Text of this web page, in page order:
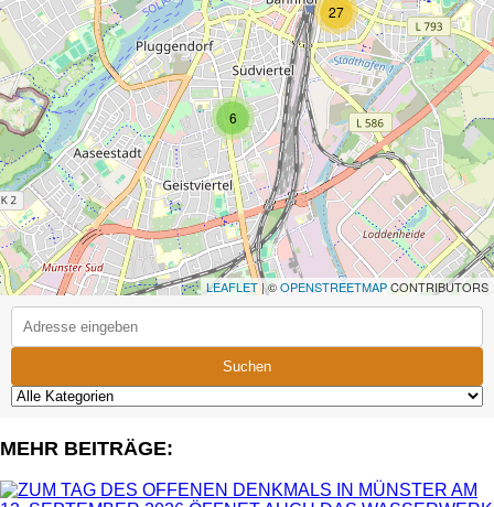
6
27
LEAFLET| ©OPENSTREETMAPCONTRIBUTORS
Suchen
MEHR BEITRÄGE: